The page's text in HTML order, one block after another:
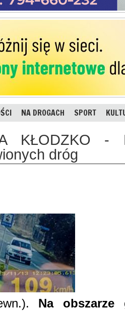
NA DROGACH SPORT
KŁODZKO -
dróg
Na obszarze